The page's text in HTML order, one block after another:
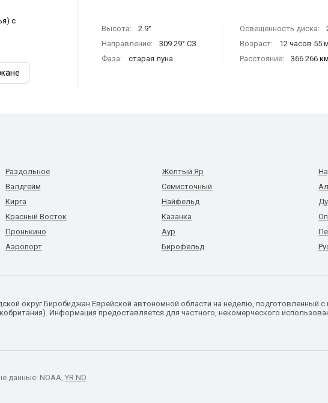
с
Высота:
2.9°
Направление:
309.29° СЗ
Фаза:
старая луна
Освещенность диска:
Возраст:
12 часов 55
Расстояние:
366 266 км
Раздольное
Валдгейм
Кирга
Красный Восток
Пронькино
Аэропорт
Жёлтый Яр
Семисточный
Найфельд
Казанка
Аур
Бирофельд
округ Биробиджан Еврейской автономной области на неделю, подготовленный
Информация предоставляется для частного, некомерческого
данные: NOAA, YR.NO